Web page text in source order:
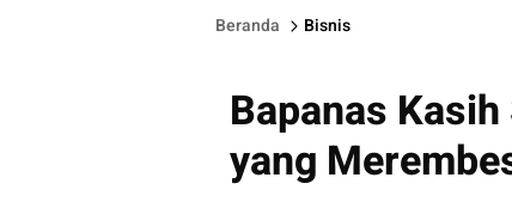
Beranda Bisnis
Bapanas
yang